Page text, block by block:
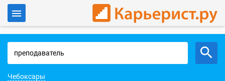
Работа в Чебоксарах
Чебоксары